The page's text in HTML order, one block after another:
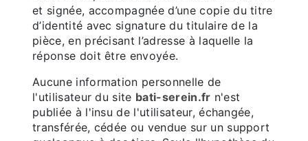
et signée, accompagnée d’une copie du titre
d’identité avec signature du titulaire de la
pièce, en précisant l’adresse à laquelle la
réponse doit être envoyée.
Aucune information personnelle de
l'utilisateur du site bati-serein.fr n'est
publiée à l'insu de l'utilisateur, échangée,
transférée, cédée ou vendue sur un support